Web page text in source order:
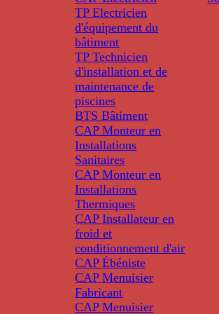
TP Electricien
d'équipement du
bâtiment
TP Technicien
d'installation et de
maintenance de
piscines
BTS Bâtiment
CAP Monteur en
Installations
Sanitaires
CAP Monteur en
Installations
Thermiques
CAP Installateur en
froid et
conditionnement d'air
CAP Ébéniste
CAP Menuisier
Fabricant
CAP Menuisier